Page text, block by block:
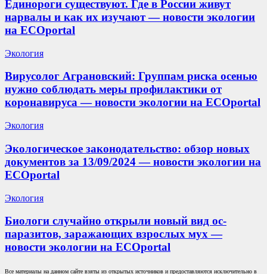
Единороги существуют. Где в России живут
нарвалы и как их изучают — новости экологии
на ECOportal
Экология
Вирусолог Аграновский: Группам риска осенью
нужно соблюдать меры профилактики от
коронавируса — новости экологии на ECOportal
Экология
Экологическое законодательство: обзор новых
документов за 13/09/2024 — новости экологии на
ECOportal
Экология
Биологи случайно открыли новый вид ос-
паразитов, заражающих взрослых мух —
новости экологии на ECOportal
Все материалы на данном сайте взяты из открытых источников и предоставляются исключительно в